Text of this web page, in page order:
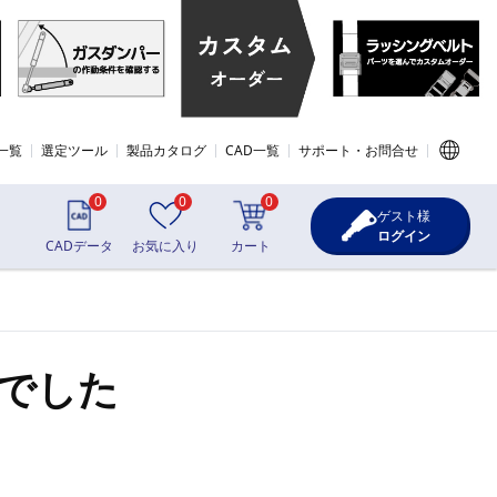
覧 選定ツール 製品カタログ CAD一覧 サポート・お問合せ
0
CADデータ
0
お気に入り
0
カート
ゲスト様
ログイン
した